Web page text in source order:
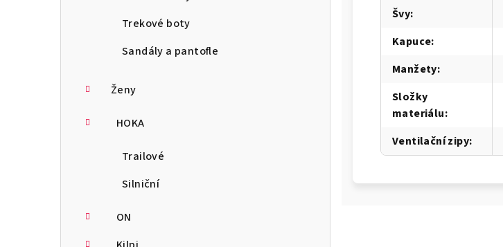
Trekové boty
Sandály a pantofle
Ženy
HOKA
Trailové
Silniční
ON
Švy:
Kapuce:
Manžety:
Složky
materiálu:
Ventilační zipy: